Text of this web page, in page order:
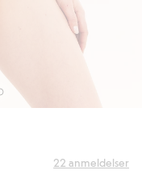
22 anmeldelser